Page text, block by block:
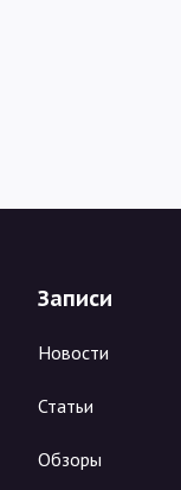
Записи
Новости
Статьи
Обзоры